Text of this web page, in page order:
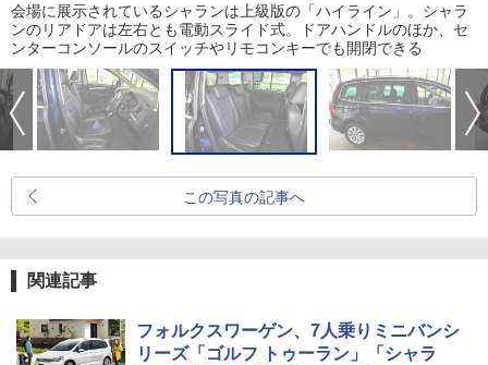
会場に展示されているシャランは上級版の「ハイライン」。シャラ
ンのリアドアは左右とも電動スライド式。ドアハンドルのほか、セ
ンターコンソールのスイッチやリモコンキーでも開閉できる
この写真の記事へ
関連記事
フォルクスワーゲン、7人乗りミニバンシ
リーズ「ゴルフ トゥーラン」「シャラ